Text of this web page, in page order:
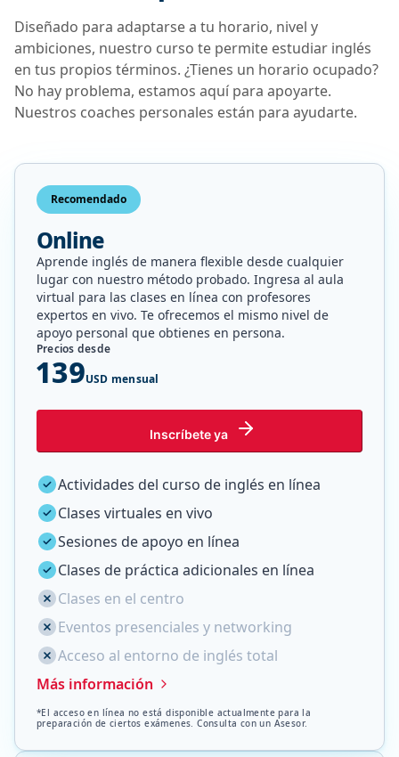
Diseñado para adaptarse a tu horario, nivel y
ambiciones, nuestro curso te permite estudiar inglés
en tus propios términos. ¿Tienes un horario ocupado?
No hay problema, estamos aquí para apoyarte.
Nuestros coaches personales están para ayudarte.
Recomendado
Online
Aprende inglés de manera flexible desde cualquier
lugar con nuestro método probado. Ingresa al aula
virtual para las clases en línea con profesores
expertos en vivo. Te ofrecemos el mismo nivel de
apoyo personal que obtienes en persona.
Precios desde
139USD mensual
Inscríbete ya
Actividades del curso de inglés en línea
Clases virtuales en vivo
Sesiones de apoyo en línea
Clases de práctica adicionales en línea
Clases en el centro
Eventos presenciales y networking
Acceso al entorno de inglés total
Más información
*El acceso en línea no está disponible actualmente para la
preparación de ciertos exámenes. Consulta con un Asesor.